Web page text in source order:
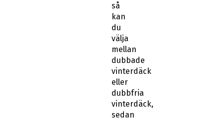
så
kan
du
välja
mellan
dubbade
vinterdäck
eller
dubbfria
vinterdäck,
sedan